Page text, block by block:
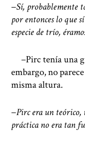
−Sí, probablemente
por entonces lo que
especie de trío,
−Pirc tenía una
embargo, no
misma altura.
−Pirc era un teórico,
práctica no era tan